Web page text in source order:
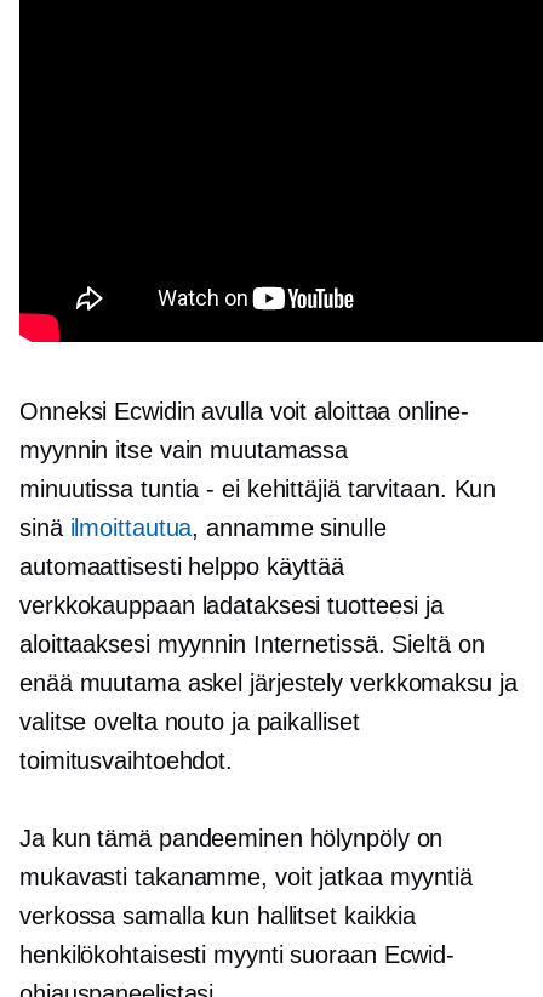
Onneksi Ecwidin avulla voit aloittaa online-
myynnin itse vain muutamassa
minuutissa tuntia - eikehittäjiä tarvitaan. Kun
sinä ilmoittautua, annamme sinulle
automaattisesti helppo käyttää
verkkokauppaan ladataksesi tuotteesi ja
aloittaaksesi myynnin Internetissä. Sieltä on
enää muutama askel järjestely verkkomaksu ja
valitse ovelta nouto ja paikalliset
toimitusvaihtoehdot.
Ja kun tämä pandeeminen hölynpöly on
mukavasti takanamme, voit jatkaa myyntiä
verkossa samalla kun hallitset kaikkia
henkilökohtaisesti myynti suoraan Ecwid-